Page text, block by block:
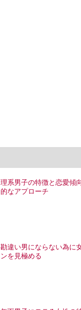
理系男子の特徴と恋愛傾
的なアプローチ
勘違い男にならない為に
ンを見極める